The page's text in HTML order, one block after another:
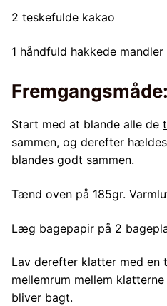
2 teskefulde kakao
1 håndfuld hakkede mandler
Fremgangsmåde:
Start med at blande alle de
sammen, og derefter
blandes godt sammen.
Tænd oven på 185gr.
Læg bagepapir på 2
Lav derefter klatter med en
mellemrum mellem
bliver bagt.